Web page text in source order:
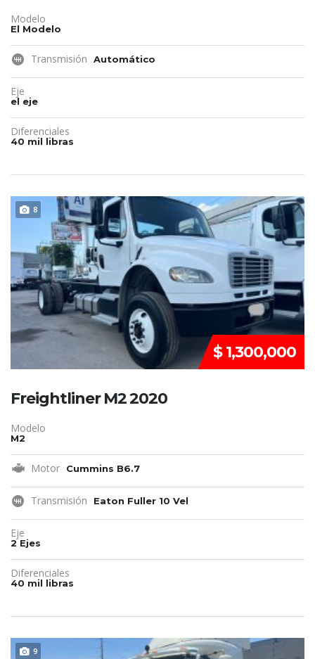
Modelo
El Modelo
Transmisión Automático
Eje
el eje
Diferenciales
40 mil libras
8 DISPONIBLE
$ 1,300,000
Freightliner M2 2020
Modelo
M2
Motor Cummins B6.7
Transmisión Eaton Fuller 10 Vel
Eje
2 Ejes
Diferenciales
40 mil libras
9